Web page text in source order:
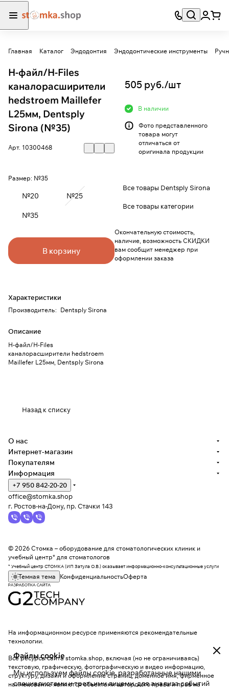
Главная Каталог Эндодонтия Эндодонтические инструменты
Н-файл/Н-Files
каналорасширители
hedstroem Maillefer
L25мм, Dentsply
Sirona (№35)
Арт. 10300468
Размер: №35
№20 №25
№35
В корзину
Характеристики
Производитель: Dentsply Sirona
Описание
Н-файл/Н-Files
каналорасширители hedstroem
Maillefer L25мм, Dentsply Sirona
505 руб./шт
В наличии
Фото представленного
товара могут
отличаться от
оригинала продукции
Все товары Dentsply Sirona
Все товары категории
Окончательную стоимость,
наличие, возможность СКИДКИ
вам сообщит менеджер при
оформлении заказа
Назад к списку
Файлы cookie
Мы используем файлы cookie, разработанные нашими
специалистами и третьими лицами, для анализа событий
О нас
Интернет-магазин
Покупателям
Информация
+7 950 842-20-20
office@stomka.shop
г. Ростов-на-Дону, пр. Стачки 143
© 2026 Стомка – оборудование для стоматологических клиник и
учебный центр* для стоматологов
* Учебный центр СТОМКА (ИП Затула О.В.) оказывает информационно-консультационные услуги
Темная тема КонфиденциальностьОферта
На информационном ресурсе применяются рекомендательные
технологии.
Все ресурсы сайта stomka.shop, включая (но не ограничиваясь)
текстовую, графическую, фотографическую и видео информацию,
структуру, дизайн и оформление страниц, доменное имя, фирменное
наименование являются объектами авторского права и прав на